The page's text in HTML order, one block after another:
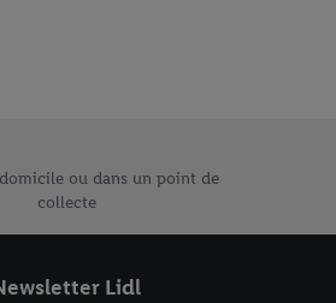
ou dans un point de
collecte
Lidl